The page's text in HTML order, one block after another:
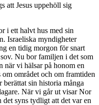
att Jesus uppehöll sig
i ett halvt hus med sin
Israeliska myndigheter
en tidig morgon för snart
Nu bor familjen i det som
när vi hälsar på honom en
området och om framtiden
berättat sin historia många
När vi går ut visar Nor
det syns tydligt att det var en